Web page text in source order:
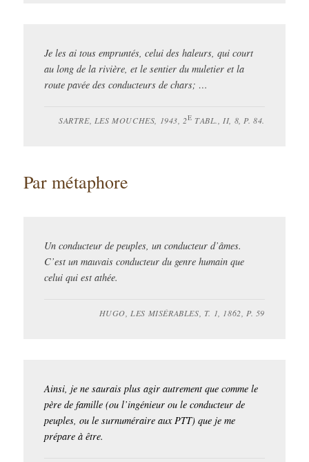
Je les ai tous empruntés, celui des haleurs, qui court
au long de la rivière, et le sentier du muletier et la
route pavée des conducteurs de chars; …
SARTRE, LES MOUCHES, 1943, 2E TABL., II, 8, P. 84.
Par métaphore
Un conducteur de peuples, un conducteur d’âmes.
C’est un mauvais conducteur du genre humain que
celui qui est athée.
HUGO, LES MISÉRABLES, T. 1, 1862, P. 59
Ainsi, je ne saurais plus agir autrement que comme le
père de famille (ou l’ingénieur ou le conducteur de
peuples, ou le surnuméraire aux PTT) que je me
prépare à être.